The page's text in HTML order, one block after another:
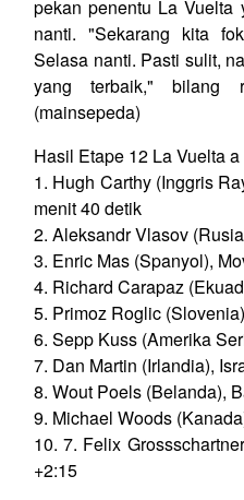
pekan penentu La Vuelta
nanti. "Sekarang kita
Selasa nanti. Pasti sulit,
yang terbaik," bilang
(mainsepeda)
Hasil Etape 12 La Vuelta
1. Hugh Carthy (Inggris
menit 40 detik
2. Aleksandr Vlasov
3. Enric Mas (Spanyol),
4. Richard Carapaz
5. Primoz Roglic
6. Sepp Kuss (Amerika
7. Dan Martin (Irlandia),
8. Wout Poels (Belanda),
9. Michael Woods
10. 7. Felix
+2:15